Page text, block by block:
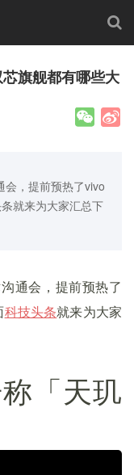
旗舰都有哪些大
会，提前预热了vivo
就来为大家汇总下
通会，提前预热了
科技头条就来为大家
「天玑